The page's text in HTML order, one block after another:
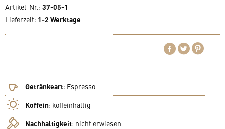
Artikel-Nr.: 37-05-1
Lieferzeit: 1-2 Werktage
Getränkeart: Espresso
Koffein: koffeinhaltig
Nachhaltigkeit: nicht erwiesen